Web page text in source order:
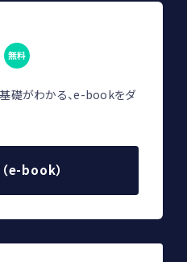
無料
礎がわかる、e-bookをダ
e-book）